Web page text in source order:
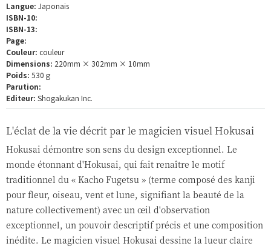
Langue: Japonais
ISBN-10:
ISBN-13:
Page:
Couleur: couleur
Dimensions: 220mm × 302mm × 10mm
Poids: 530ｇ
Parution:
Editeur: Shogakukan Inc.
L'éclat de la vie décrit par le magicien visuel Hokusai
Hokusai démontre son sens du design exceptionnel. Le
monde étonnant d'Hokusai, qui fait renaître le motif
traditionnel du « Kacho Fugetsu » (terme composé des kanji
pour fleur, oiseau, vent et lune, signifiant la beauté de la
nature collectivement) avec un œil d'observation
exceptionnel, un pouvoir descriptif précis et une composition
inédite. Le magicien visuel Hokusai dessine la lueur claire